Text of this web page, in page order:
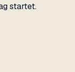
startet.